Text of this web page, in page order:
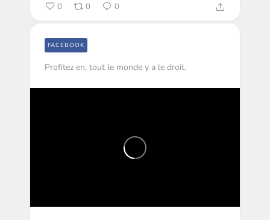
0 0 0
Profitez en, tout le monde y a le droit.
FACEBOOK